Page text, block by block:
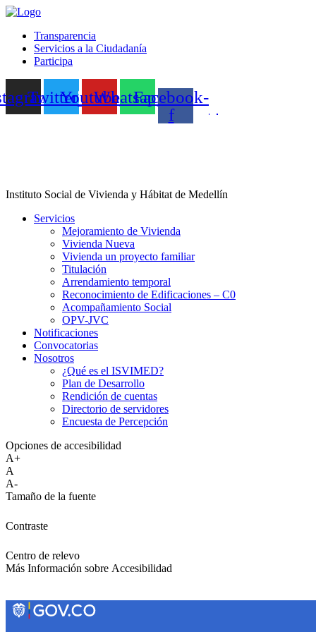
Transparencia
Servicios a la Ciudadanía
Participa
TwitterYoutubeWhatsappFacebook-
f
Instituto Social de Vivienda y Hábitat de Medellín
Servicios
Mejoramiento de Vivienda
Vivienda Nueva
Vivienda un proyecto familiar
Titulación
Arrendamiento temporal
Reconocimiento de Edificaciones – C0
Acompañamiento Social
OPV-JVC
Notificaciones
Convocatorias
Nosotros
¿Qué es el ISVIMED?
Plan de Desarrollo
Rendición de cuentas
Directorio de servidores
Encuesta de Percepción
Opciones de accesibilidad
A+
A
A-
Tamaño de la fuente
Contraste
Centro de relevo
Más Información sobre Accesibilidad